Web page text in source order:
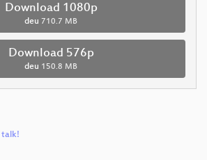
Download 1080p
deu 710.7 MB
Download 576p
deu 150.8 MB
talk!